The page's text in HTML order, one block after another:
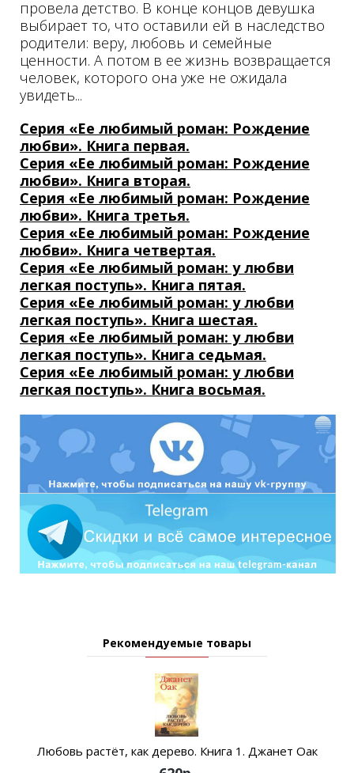
провела детство. В конце концов девушка
выбирает то, что оставили ей в наследство
родители: веру, любовь и семейные
ценности. А потом в ее жизнь возвращается
человек, которого она уже не ожидала
увидеть...
Серия «Ее любимый роман: Рождение
любви». Книга первая.
Серия «Ее любимый роман: Рождение
любви». Книга вторая.
Серия «Ее любимый роман: Рождение
любви». Книга третья.
Серия «Ее любимый роман: Рождение
любви». Книга четвертая.
Серия «Ее любимый роман: у любви
легкая поступь». Книга пятая.
Серия «Ее любимый роман: у любви
легкая поступь». Книга шестая.
Серия «Ее любимый роман: у любви
легкая поступь». Книга седьмая.
Серия «Ее любимый роман: у любви
легкая поступь». Книга восьмая.
Рекомендуемые товары
Любовь pастёт, как дерево. Книга 1. Джанет Оак